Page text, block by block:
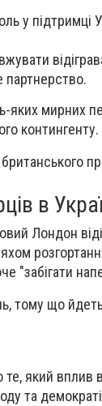
у підтримці
партнерство.
яких мирних
контингенту.
в
Лондон
"забігати
тому що
який вплив
та